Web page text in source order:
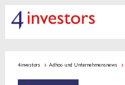
4investors Adhoc- und Unternehmensnews